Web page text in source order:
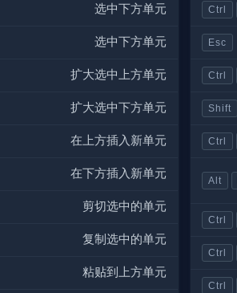
选中下方单元
选中下方单元
扩大选中上方单元
扩大选中下方单元
在上方插入新单元
在下方插入新单元
剪切选中的单元
复制选中的单元
粘贴到上方单元
Ctrl
Esc
Ctrl
Shift
Ctrl
Alt
Ctrl
Ctrl
Ctrl